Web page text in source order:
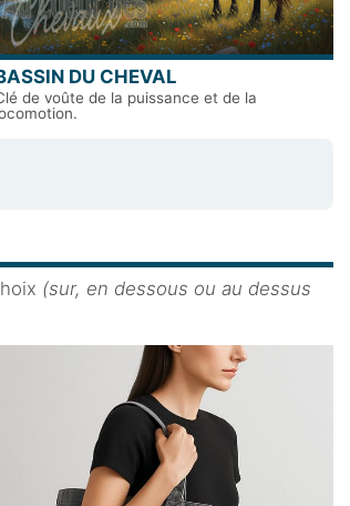
DU CHEVAL
de voûte de la puissance et de la
(sur, en dessous ou au dessus